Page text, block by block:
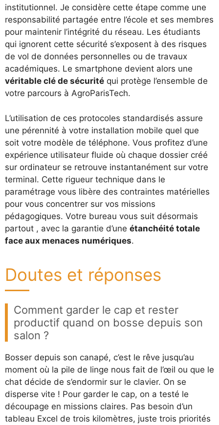
institutionnel. Je considère cette étape comme une
responsabilité partagée entre l’école et ses membres
pour maintenir l’intégrité du réseau. Les étudiants
qui ignorent cette sécurité s’exposent à des risques
de vol de données personnelles ou de travaux
académiques. Le smartphone devient alors une
véritable clé de sécurité qui protège l’ensemble de
votre parcours à AgroParisTech.
L’utilisation de ces protocoles standardisés assure
une pérennité à votre installation mobile quel que
soit votre modèle de téléphone. Vous profitez d’une
expérience utilisateur fluide où chaque dossier créé
sur ordinateur se retrouve instantanément sur votre
terminal. Cette rigueur technique dans le
paramétrage vous libère des contraintes matérielles
pour vous concentrer sur vos missions
pédagogiques. Votre bureau vous suit désormais
partout , avec la garantie d’une étanchéité totale
face aux menaces numériques.
Doutes et réponses
Comment garder le cap et rester
productif quand on bosse depuis son
salon ?
Bosser depuis son canapé, c’est le rêve jusqu’au
moment où la pile de linge nous fait de l’œil ou que le
chat décide de s’endormir sur le clavier. On se
disperse vite ! Pour garder le cap, on a testé le
découpage en missions claires. Pas besoin d’un
tableau Excel de trois kilomètres, juste trois priorités